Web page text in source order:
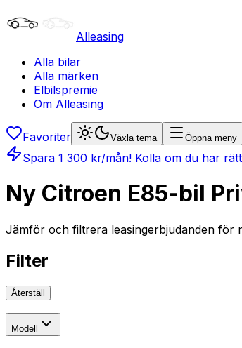
Alleasing
Alla bilar
Alla märken
Elbilspremie
Om Alleasing
Favoriter Växla tema Öppna meny
Spara 1 300 kr/mån! Kolla om du har
Ny Citroen E85-bil
Jämför och filtrera leasingerbjudanden för
Filter
Återställ
Modell